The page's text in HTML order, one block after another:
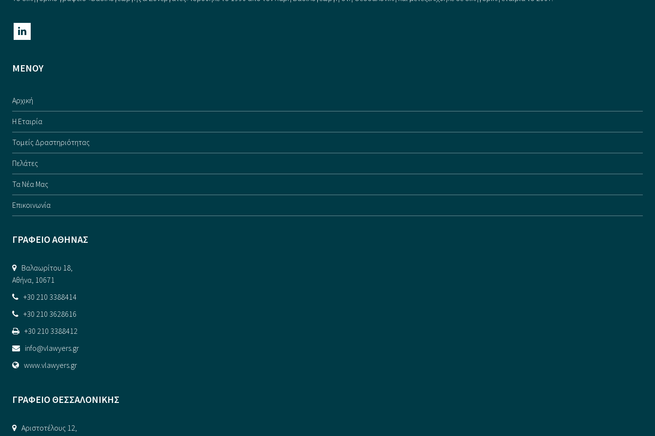
ΜΕΝΟΥ
Αρχική
Η Εταιρία
Τομείς Δραστηριότητας
Πελάτες
Τα Νέα Μας
Επικοινωνία
ΓΡΑΦΕΙΟ ΑΘΗΝΑΣ
Βαλαωρίτου 18,
Αθήνα, 10671
+30 210 3388414
+30 210 3628616
+30 210 3388412
info@vlawyers.gr
www.vlawyers.gr
ΓΡΑΦΕΙΟ ΘΕΣΣΑΛΟΝΙΚΗΣ
Αριστοτέλους 12,